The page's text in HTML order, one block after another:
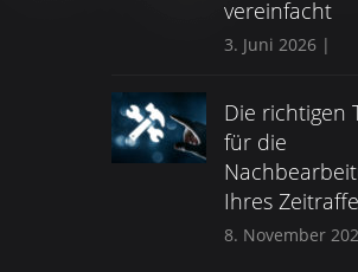
vereinfacht
3. Juni 2026 |
Die richtigen
für die
Ihres
8. November